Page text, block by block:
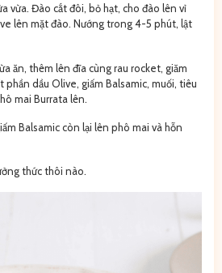
vừa. Đào cắt đôi, bỏ hạt, cho đào lên vỉ
lên mặt đào. Nướng trong 4-5 phút, lật
ăn, thêm lên đĩa cùng rau rocket, giăm
dầu Olive, giấm Balsamic, muối, tiêu
mai Burrata lên.
Balsamic còn lại lên phô mai và hỗn
thức thôi nào.